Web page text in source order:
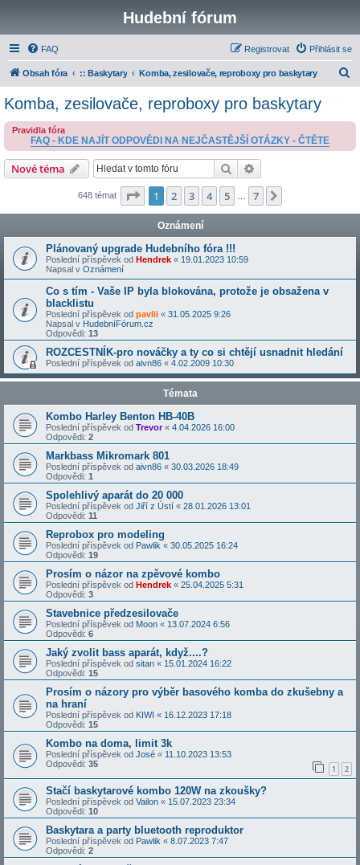
Hudební fórum
FAQ Přihlásit se
Registrovat
Obsah fóra :: Baskytary Komba, zesilovače, reproboxy pro baskytary
a
Komba, zesilovače, reproboxy pro baskytary
Pravidla fóra
FAQ - KDE NAJÍT ODPOVĚDI NA NEJČASTĚJŠÍ OTÁZKY - ČTĚTE
Nové téma Hledat
648 témat Stránka z
1 2 3 4 5 7
Oznámení
Plánovaný upgrade Hudebního fóra !!!
Poslední příspěvek od Hendrek « 19.01.2023 10:59
Napsal v Oznámení
Co s tím - Vaše IP byla blokována, protože je obsažena v
blacklistu
Poslední příspěvek od pavlii « 31.05.2025 9:26
Napsal v HudebníFórum.cz
Odpovědi: 13
ROZCESTNÍK-pro nováčky a ty co si chtějí usnadnit hledání
Poslední příspěvek od aivn86 « 4.02.2009 10:30
Témata
Kombo Harley Benton HB-40B
Poslední příspěvek od Trevor« 4.04.2026 16:00
Odpovědi: 2
Markbass Mikromark 801
Poslední příspěvek od aivn86 « 30.03.2026 18:49
Odpovědi: 1
Spolehlivý aparát do 20 000
Poslední příspěvek od Jiří z Ústí « 28.01.2026 13:01
Odpovědi: 11
Reprobox pro modeling
Poslední příspěvek od Pawlik « 30.05.2025 16:24
Odpovědi: 19
Prosím o názor na zpěvové kombo
Poslední příspěvek od Hendrek « 25.04.2025 5:31
Odpovědi: 3
Stavebnice předzesilovače
Poslední příspěvek od Moon « 13.07.2024 6:56
Odpovědi: 6
Jaký zvolit bass aparát, když....?
Poslední příspěvek od sitan « 15.01.2024 16:22
Odpovědi: 15
Prosím o názory pro výběr basového komba do zkušebny a
na hraní
Poslední příspěvek od KIWI « 16.12.2023 17:18
Odpovědi: 15
Kombo na doma, limit 3k
Poslední příspěvek od José « 11.10.2023 13:53
Odpovědi: 35 1 2
Stačí baskytarové kombo 120W na zkoušky?
Poslední příspěvek od Vailon « 15.07.2023 23:34
Odpovědi: 10
Baskytara a party bluetooth reproduktor
Poslední příspěvek od Pawlik « 8.07.2023 7:47
Odpovědi: 2